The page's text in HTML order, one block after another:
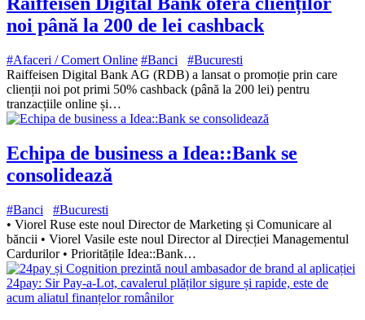
noi până la 200 de lei cashback
#Afaceri / Comert Online #Banci
#Bucuresti
Raiffeisen Digital Bank AG (RDB) a lansat o promoție prin care
clienții noi pot primi 50% cashback (până la 200 lei) pentru
tranzacțiile online și…
Echipa de business a Idea::Bank se
consolidează
#Banci
#Bucuresti
• Viorel Ruse este noul Director de Marketing și Comunicare al
băncii • Viorel Vasile este noul Director al Direcției Managementul
Cardurilor • Prioritățile Idea::Bank…